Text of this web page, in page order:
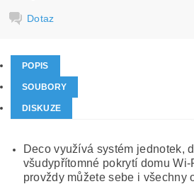
Dotaz
POPIS
SOUBORY
DISKUZE
Deco využívá systém jednotek,
všudypřítomné pokrytí domu
provždy můžete sebe i všechny